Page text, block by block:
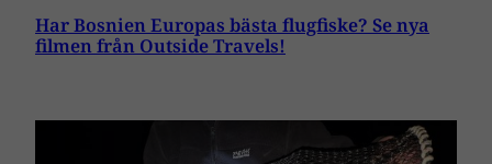
Har Bosnien Europas bästa flugfiske? Se nya
filmen från Outside Travels!